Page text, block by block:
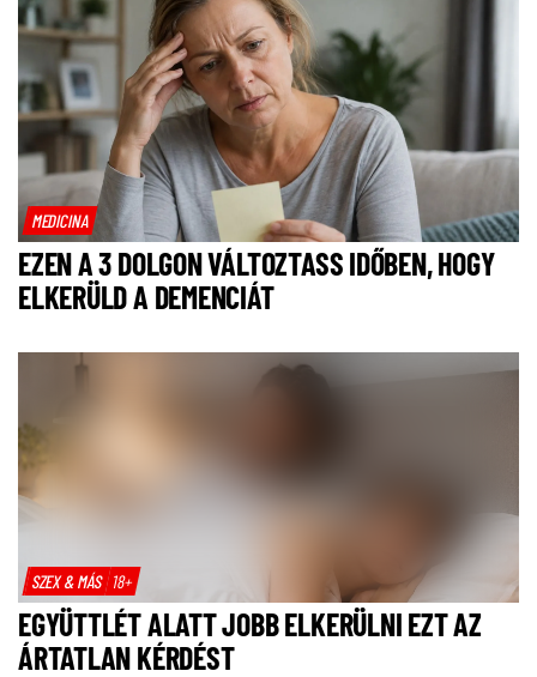
MEDICINA
EZEN A 3 DOLGON VÁLTOZTASS IDŐBEN, HOGY
ELKERÜLD A DEMENCIÁT
SZEX & MÁS 18+
EGYÜTTLÉT ALATT JOBB ELKERÜLNI EZT AZ
ÁRTATLAN KÉRDÉST